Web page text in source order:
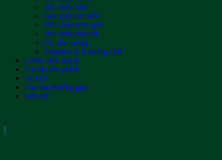
Sức khỏe mắt
Sản phẩm từ biển
Sức khỏe nam giới
Sức khỏe phụ nữ
Da, tóc, móng
Vitamins & Khoáng chất
Chính sách đại lý
Tư vấn sản phẩm
Sự kiện
Câu hỏi thường gặp
Liên hệ
.
.
.